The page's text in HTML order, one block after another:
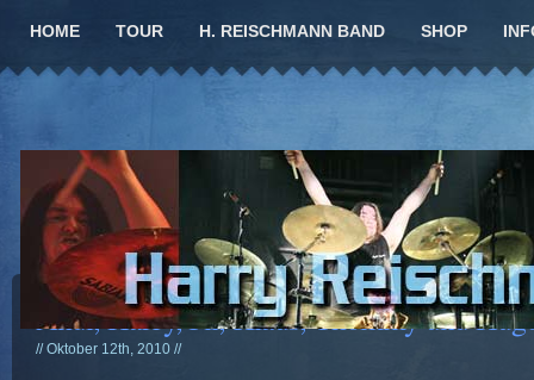
HOME TOUR H. REISCHMANN BAND SHOP
Andi, Harry,Oli, Klaus, Thommy und
// Oktober 12th, 2010 //